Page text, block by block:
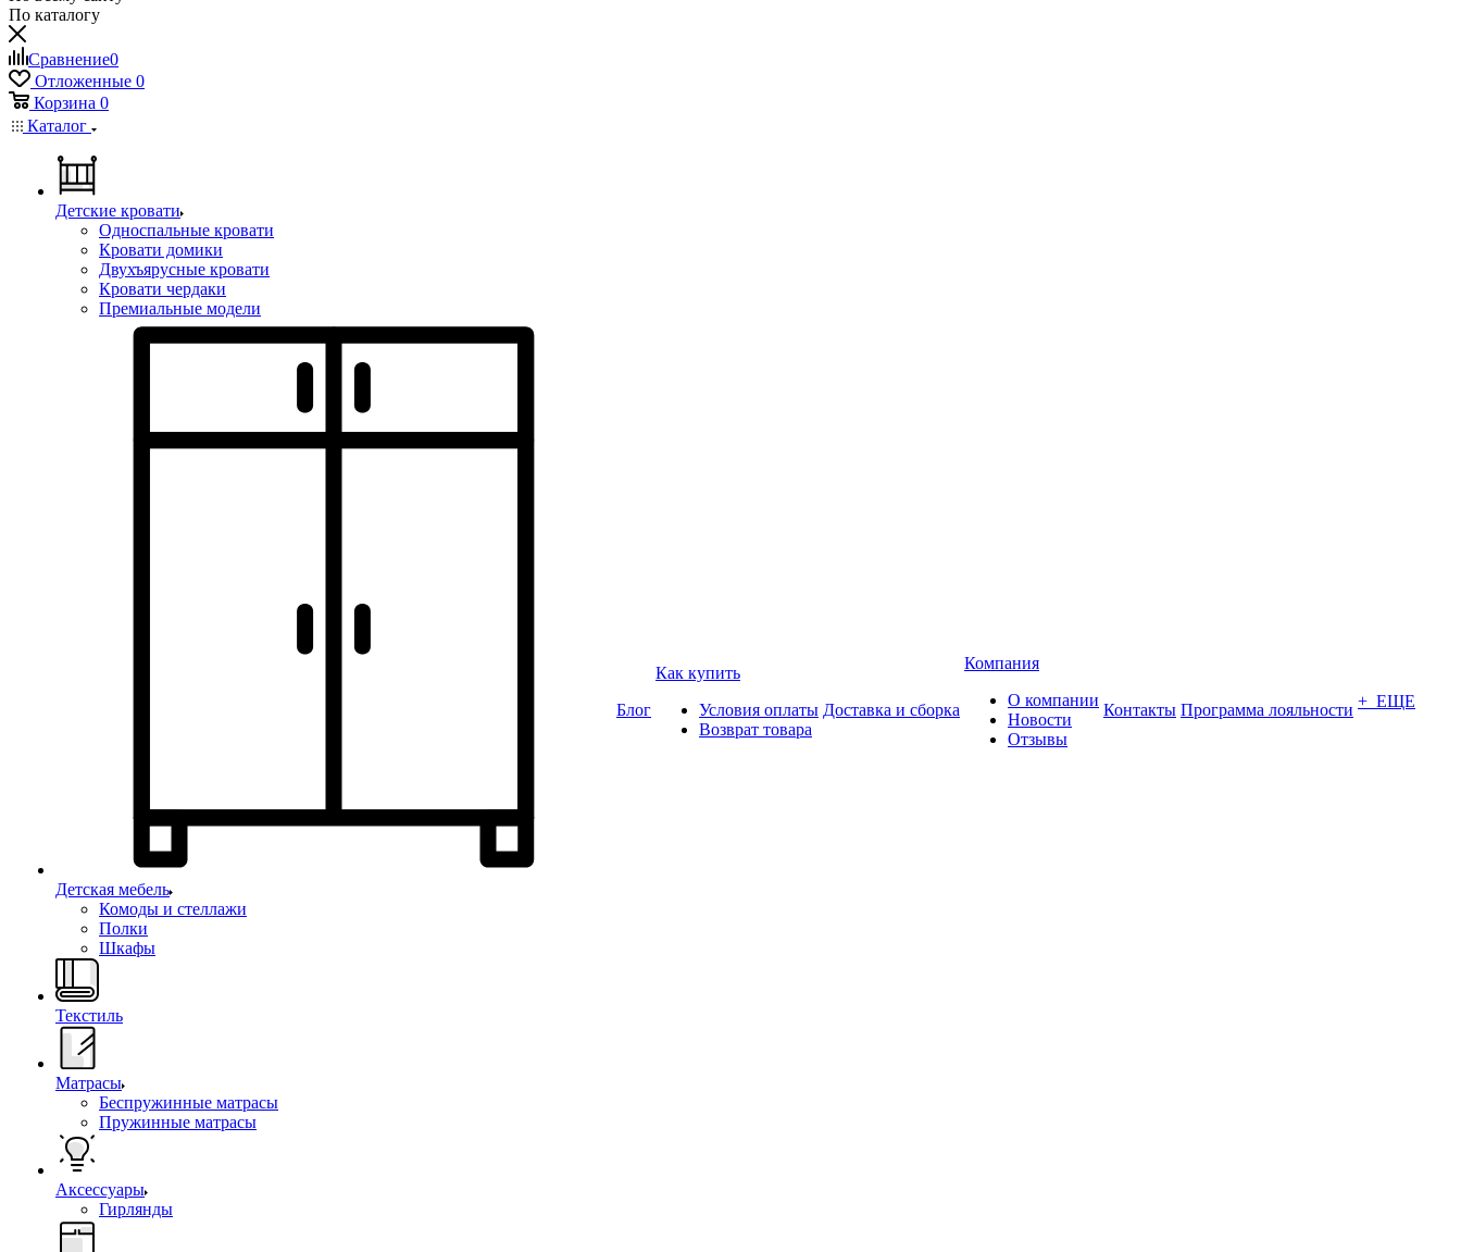
По каталогу
Сравнение0
Отложенные 0
Корзина 0
Каталог
Детские кровати
Односпальные кровати
Кровати домики
Двухъярусные кровати
Кровати чердаки
Премиальные модели
Детская мебель
Комоды и стеллажи
Полки
Шкафы
Текстиль
Матрасы
Беспружинные матрасы
Пружинные матрасы
Аксессуары
Гирлянды
Блог
Как купить
Условия оплаты
Возврат товара
Доставка и сборка
Компания
О компании
Новости
Отзывы
Контакты Программа лояльности + ЕЩЕ